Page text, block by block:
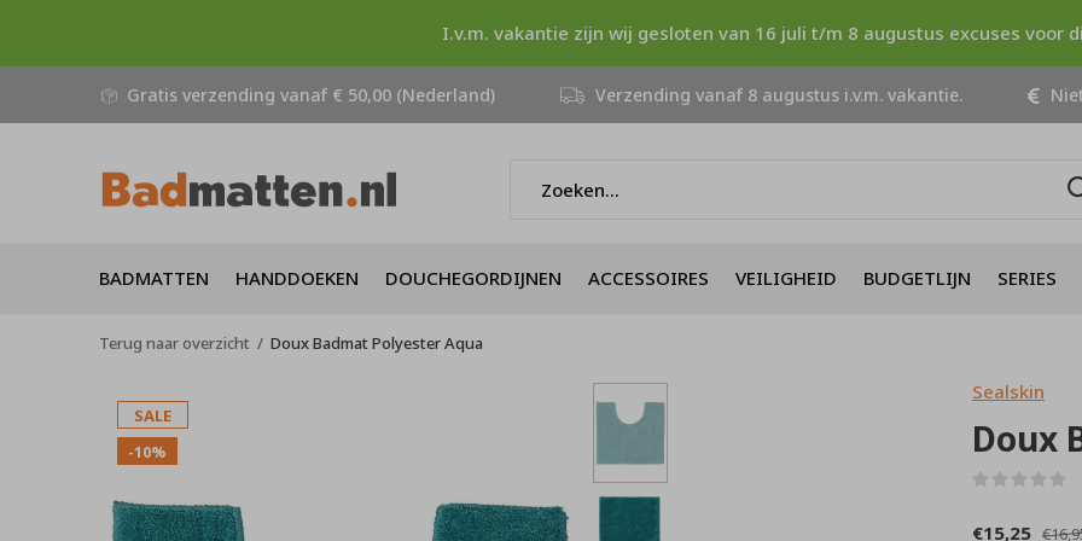
BADMATTEN HANDDOEKEN DOUCHEGORDIJNEN ACCESSOIRES VEILIGHEID BUDGETLIJN SERIES
Gratis verzending vanaf € 50,00 (Nederland) Verzending vanaf 8 augustus i.v.m. vakantie.
I.v.m. vakantie zijn wij gesloten van 16 juli t/m 8 augustus excuses voor
Terug naar overzicht Doux Badmat Polyester Aqua
SALE
-10%
Sealskin
Doux
€15,25